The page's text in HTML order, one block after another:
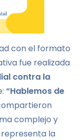
con el formato
fue realizada
contra la
“Hablemos de
complejo y
representa la